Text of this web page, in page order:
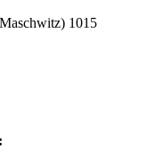
1015